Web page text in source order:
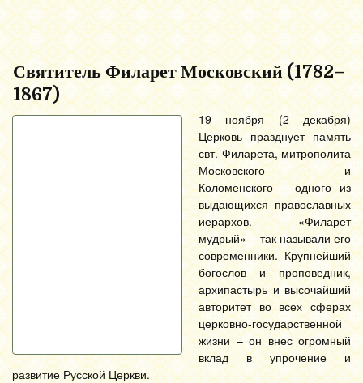
Святитель Филарет Московский (1782–
1867)
19 ноября (2 декабря)
Церковь празднует память
свт. Филарета, митрополита
Московского и
Коломенского – одного из
выдающихся православных
иерархов. «Филарет
мудрый» – так называли его
современники. Крупнейший
богослов и проповедник,
архипастырь и высочайший
авторитет во всех сферах
церковно-государственной
жизни – он внес огромный
вклад в упрочение и
развитие Русской Церкви.